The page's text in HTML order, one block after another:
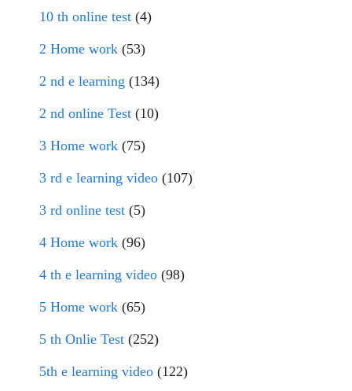
10 th online test (4)
2 Home work (53)
2 nd e learning (134)
2 nd online Test (10)
3 Home work (75)
3 rd e learning video (107)
3 rd online test (5)
4 Home work (96)
4 th e learning video (98)
5 Home work (65)
5 th Onlie Test (252)
5th e learning video (122)